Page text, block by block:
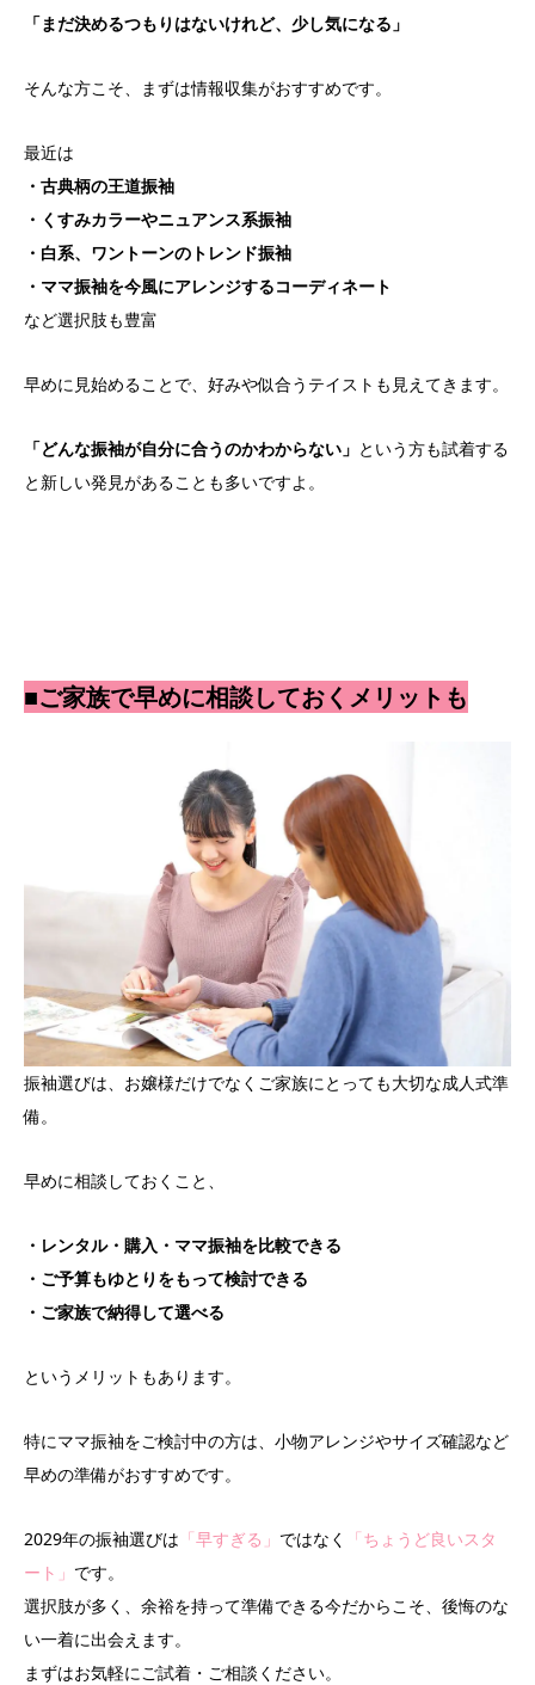
「まだ決めるつもりはないけれど、少し気になる」
そんな方こそ、まずは情報収集がおすすめです。
最近は
・古典柄の王道振袖
・くすみカラーやニュアンス系振袖
・白系、ワントーンのトレンド振袖
・ママ振袖を今風にアレンジするコーディネート
など選択肢も豊富
早めに見始めることで、好みや似合うテイストも見えてきます。
「どんな振袖が自分に合うのかわからない」 という方も試着する
と新しい発見があることも多いですよ。
■ご家族で早めに相談しておくメリットも
振袖選びは、お嬢様だけでなくご家族にとっても大切な成人式準
備。
早めに相談しておくこと、
・レンタル・購入・ママ振袖を比較できる
・ご予算もゆとりをもって検討できる
・ご家族で納得して選べる
というメリットもあります。
特にママ振袖をご検討中の方は、小物アレンジやサイズ確認など
早めの準備がおすすめです。
2029年の振袖選びは 「早すぎる」 ではなく
「ちょうど良いスタ
ート」 です。
選択肢が多く、余裕を持って準備できる今だからこそ、後悔のな
い一着に出会えます。
まずはお気軽にご試着・ご相談ください。